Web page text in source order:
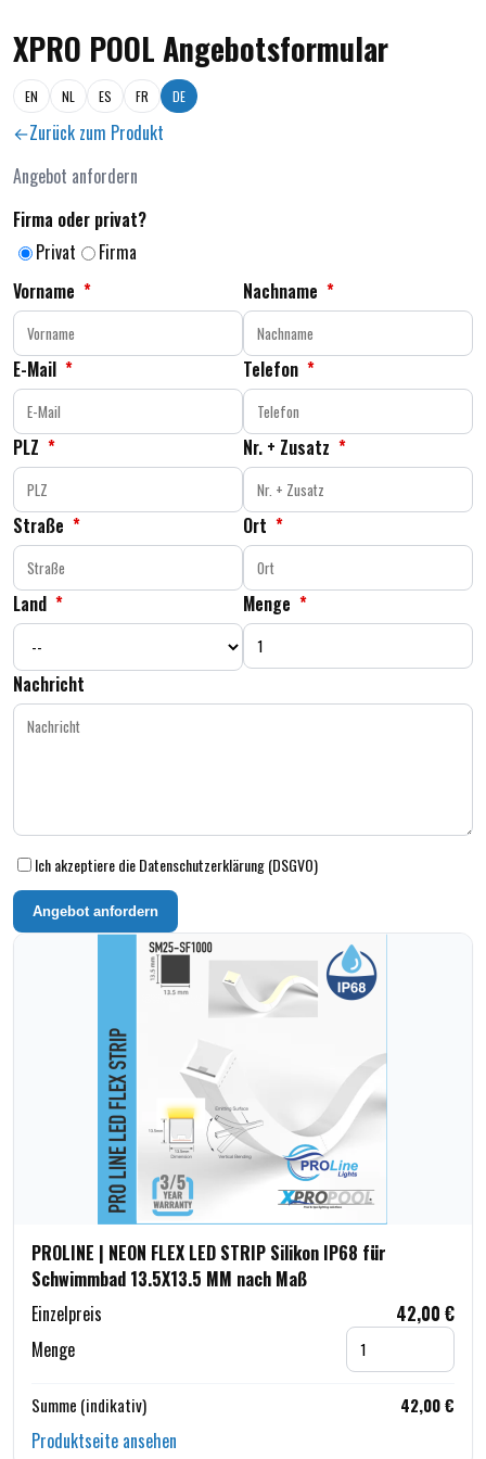
XPRO POOL Angebotsformular
EN NL ES FR DE
Zurück zum Produkt
Angebot anfordern
Firma oder privat?
Privat
Firma
Vorname * Nachname *
E-Mail * Telefon *
PLZ * Nr. + Zusatz *
Straße * Ort *
Land * Menge *
Nachricht
Ich akzeptiere die Datenschutzerklärung (DSGVO)
Angebot anfordern
PROLINE | NEON FLEX LED STRIP Silikon IP68 für
Schwimmbad 13.5X13.5 MM nach Maß
Einzelpreis
42,00 €
Menge
Summe (indikativ) 42,00 €
Produktseite ansehen